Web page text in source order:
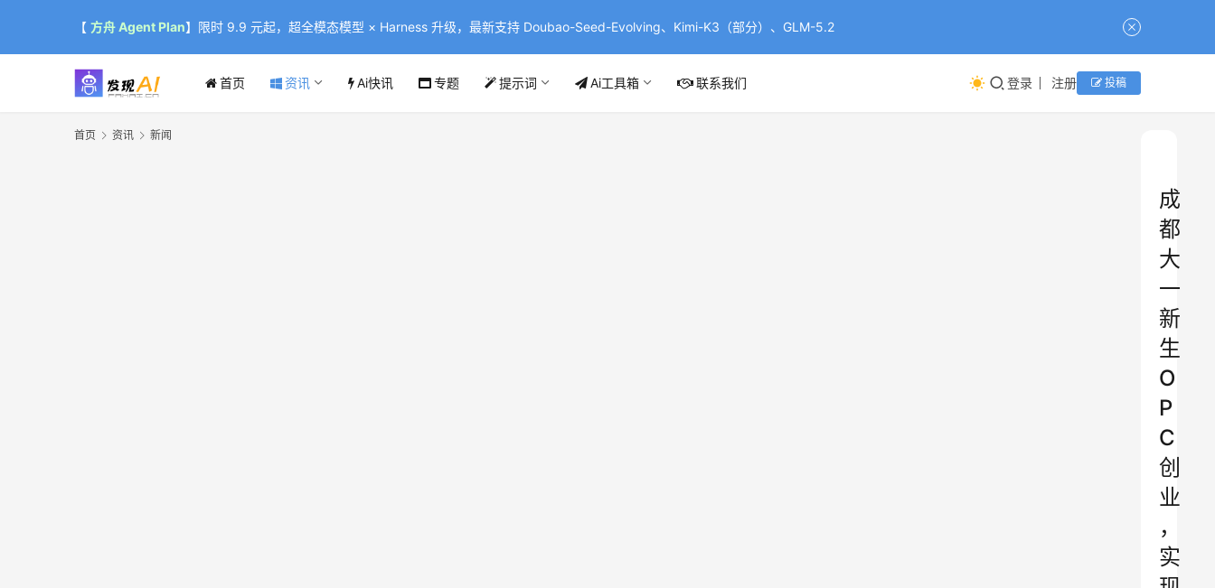
【 方舟 Agent Plan】限时 9.9 元起，超全模态模型 × Harness 升级，最新支持 Doubao-Seed-Evolving、Kimi-K3（部分）、GLM-5.2
首页 资讯 Ai快讯 专题 提示词 Ai工具箱 联系我们 登录 注册 投稿
首页 资讯 新闻
成
都
大
一
新
生
O
P
C
创
业
，
实